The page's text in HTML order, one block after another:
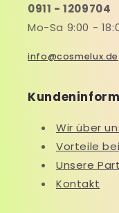
0911 - 1209704
Mo-Sa 9:00 -
info@cosmelux.de
Wir über
Vorteile
Unsere
Kontakt